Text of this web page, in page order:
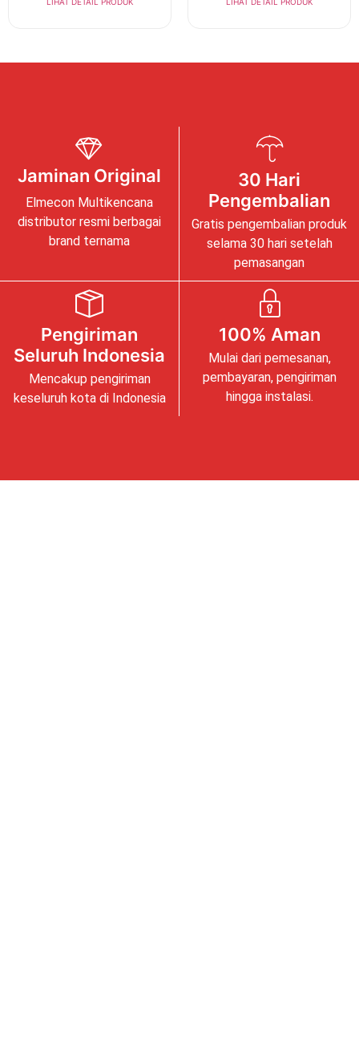
Jaminan Original
Elmecon Multikencana
distributor resmi berbagai
brand ternama
30 Hari
Pengembalian
Gratis pengembalian produk
selama 30 hari setelah
pemasangan
Pengiriman
Seluruh Indonesia
Mencakup pengiriman
keseluruh kota di Indonesia
100% Aman
Mulai dari pemesanan,
pembayaran, pengiriman
hingga instalasi.